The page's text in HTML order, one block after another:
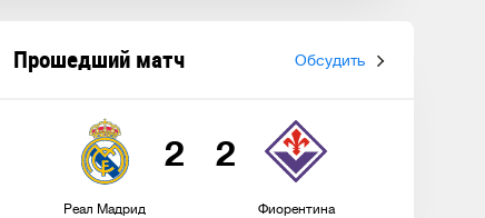
Прошедший матч Обсудить
Реал Мадрид
2 2
Фиорентина